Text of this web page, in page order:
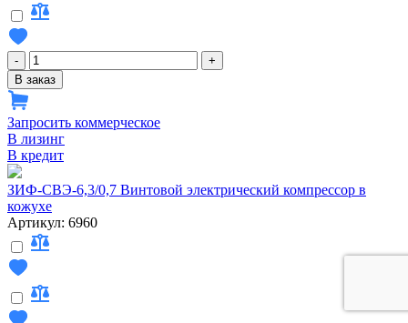
-
+
В заказ
Запросить коммерческое
В лизинг
В кредит
ЗИФ-СВЭ-6,3/0,7 Винтовой электрический компрессор в
кожухе
Артикул: 6960